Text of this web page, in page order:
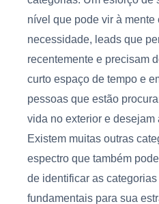
nível que pode vir à
necessidade, leads que
recentemente e precisam
curto espaço de tempo e
pessoas que estão
vida no exterior e desejam
Existem muitas outras
espectro que também
de identificar as
fundamentais para sua